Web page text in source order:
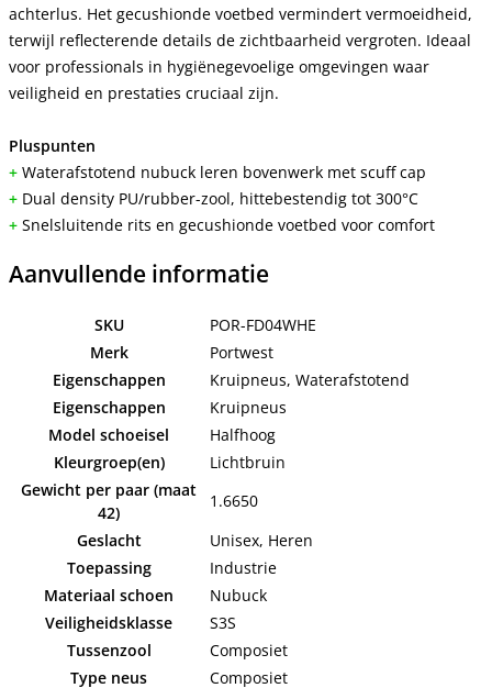
achterlus. Het gecushionde voetbed vermindert vermoeidheid,
terwijl reflecterende details de zichtbaarheid vergroten. Ideaal
voor professionals in hygiënegevoelige omgevingen waar
veiligheid en prestaties cruciaal zijn.
Pluspunten
+ Waterafstotend nubuck leren bovenwerk met scuff cap
+ Dual density PU/rubber-zool, hittebestendig tot 300°C
+ Snelsluitende rits en gecushionde voetbed voor comfort
Aanvullende informatie
SKU
POR-FD04WHE
Merk
Portwest
Eigenschappen
Kruipneus, Waterafstotend
Eigenschappen
Kruipneus
Model schoeisel
Halfhoog
Kleurgroep(en)
Lichtbruin
Gewicht per paar (maat
42)
1.6650
Geslacht
Unisex, Heren
Toepassing
Industrie
Materiaal schoen
Nubuck
Veiligheidsklasse
S3S
Tussenzool
Composiet
Type neus
Composiet